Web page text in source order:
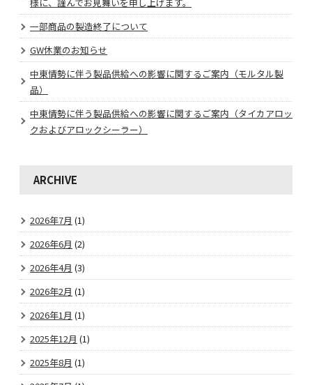
様に、謹んでお見舞いを申し上げます。
一部商品の製造終了について
GW休業のお知らせ
中東情勢に伴う製品供給への影響に関するご案内（モルタル製
品）
中東情勢に伴う製品供給への影響に関するご案内（タイカアロッ
クおよびアロックシーラー）
ARCHIVE
2026年7月 (1)
2026年6月 (2)
2026年4月 (3)
2026年2月 (1)
2026年1月 (1)
2025年12月 (1)
2025年8月 (1)